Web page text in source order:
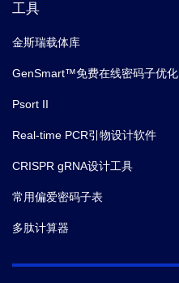
工具
金斯瑞载体库
GenSmart™免费在线密码子优化
Psort II
Real-time PCR引物设计软件
CRISPR gRNA设计工具
常用偏爱密码子表
多肽计算器